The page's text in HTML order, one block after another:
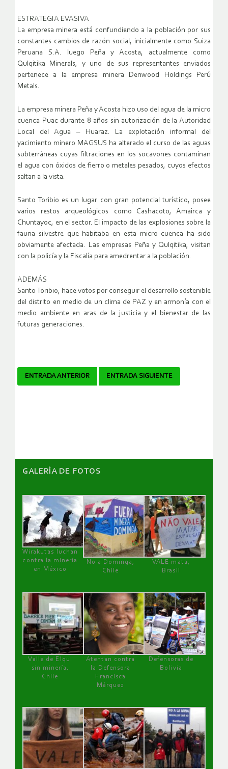
ESTRATEGIA EVASIVA
La empresa minera está confundiendo a la población por sus
constantes cambios de razón social, inicialmente como Suiza
Peruana S.A. luego Peña y Acosta, actualmente como
Qulqitika Minerals, y uno de sus representantes enviados
pertenece a la empresa minera Denwood Holdings Perú
Metals.
La empresa minera Peña y Acosta hizo uso del agua de la micro
cuenca Puac durante 8 años sin autorización de la Autoridad
Local del Agua – Huaraz. La explotación informal del
yacimiento minero MAGSUS ha alterado el curso de las aguas
subterráneas cuyas filtraciones en los socavones contaminan
el agua con óxidos de fierro o metales pesados, cuyos efectos
saltan a la vista.
Santo Toribio es un lugar con gran potencial turístico, posee
varios restos arqueológicos como Cashacoto, Amairca y
Chuntayoc, en el sector. El impacto de las explosiones sobre la
fauna silvestre que habitaba en esta micro cuenca ha sido
obviamente afectada. Las empresas Peña y Qulqitika, visitan
con la policía y la Fiscalía para amedrentar a la población.
ADEMÁS
Santo Toribio, hace votos por conseguir el desarrollo sostenible
del distrito en medio de un clima de PAZ y en armonía con el
medio ambiente en aras de la justicia y el bienestar de las
futuras generaciones.
Navegador
ENTRADA ANTERIOR ENTRADA SIGUIENTE
GALERÌA DE FOTOS
Wirakutas luchan
contra la minería
en México
No a Dominga,
Chile
VALE mata,
Brasil
Valle de Elqui
sin minería.
Chile
Atentan contra
la Defensora
Francisca
Márquez
Defensoras de
Bolivia